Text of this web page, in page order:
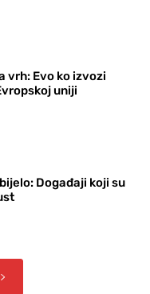
vrh: Evo ko izvozi
uniji
Događaji koji su